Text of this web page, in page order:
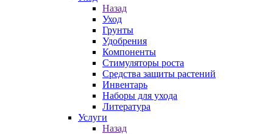
Назад
Уход
Грунты
Удобрения
Компоненты
Стимуляторы роста
Средства защиты растений
Инвентарь
Наборы для ухода
Литература
Услуги
Назад